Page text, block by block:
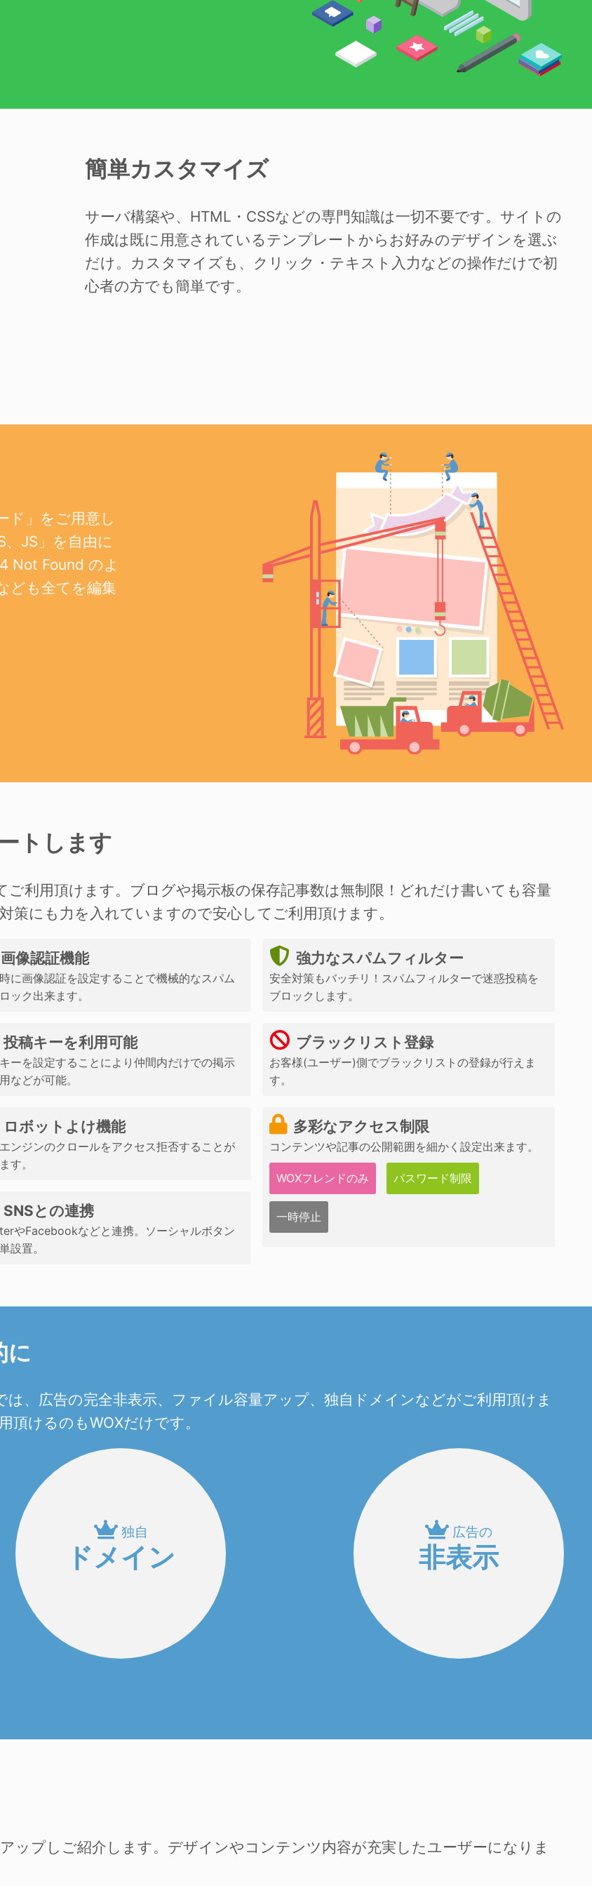
簡単カスタマイズ
サーバ構築や、HTML・CSSなどの専門知識は一切不要です。サイトの
作成は既に用意されているテンプレートからお好みのデザインを選ぶ
だけ。カスタマイズも、クリック・テキスト入力などの操作だけで初
心者の方でも簡単です。
ド」をご用意し
JS」を自由に
Not Found のよ
ども全てを編集
トします
利用頂けます。ブログや掲示板の保存記事数は無制限！どれだけ書いても容量
にも力を入れていますので安心してご利用頂けます。
画像認証機能
に画像認証を設定することで機械的なスパム
ック出来ます。
投稿キーを利用可能
ーを設定することにより仲間内だけでの掲示
などが可能。
ロボットよけ機能
ンジンのクロールをアクセス拒否することが
す。
SNSとの連携
やFacebookなどと連携。ソーシャルボタン
設置。
強力なスパムフィルター
安全対策もバッチリ！スパムフィルターで迷惑投稿を
ブロックします。
ブラックリスト登録
お客様(ユーザー)側でブラックリストの登録が行えま
す。
多彩なアクセス制限
コンテンツや記事の公開範囲を細かく設定出来ます。
WOXフレンドのみ パスワード制限
一時停止
に
、広告の完全非表示、ファイル容量アップ、独自ドメインなどがご利用頂けま
けるのもWOXだけです。
独自
ドメイン
広告の
非表示
ップしご紹介します。デザインやコンテンツ内容が充実したユーザーになりま